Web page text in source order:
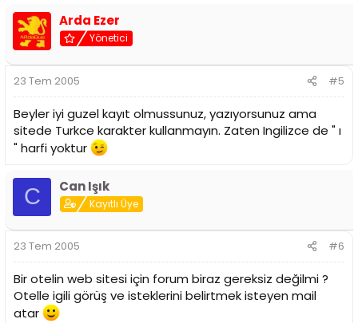
Arda Ezer
Yönetici
23 Tem 2005 #5
Beyler iyi guzel kayıt olmussunuz, yazıyorsunuz ama
sitede Turkce karakter kullanmayın. Zaten Ingilizce de " ı
" harfi yoktur
C Can Işık
Kayıtlı Üye
23 Tem 2005 #6
Bir otelin web sitesi için forum biraz gereksiz değilmi ?
Otelle igili görüş ve isteklerini belirtmek isteyen mail
atar